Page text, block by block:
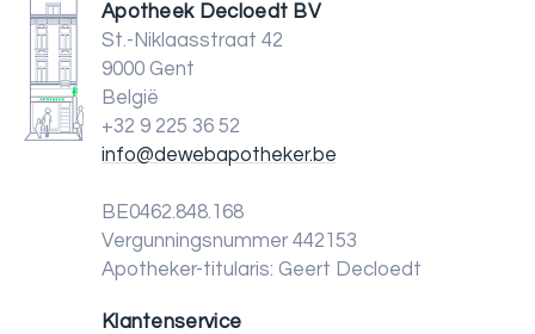
Apotheek Decloedt BV
St.-Niklaasstraat 42
9000 Gent
België
+32 9 225 36 52
info@dewebapotheker.be
BE0462.848.168
Vergunningsnummer 442153
Apotheker-titularis: Geert Decloedt
Klantenservice